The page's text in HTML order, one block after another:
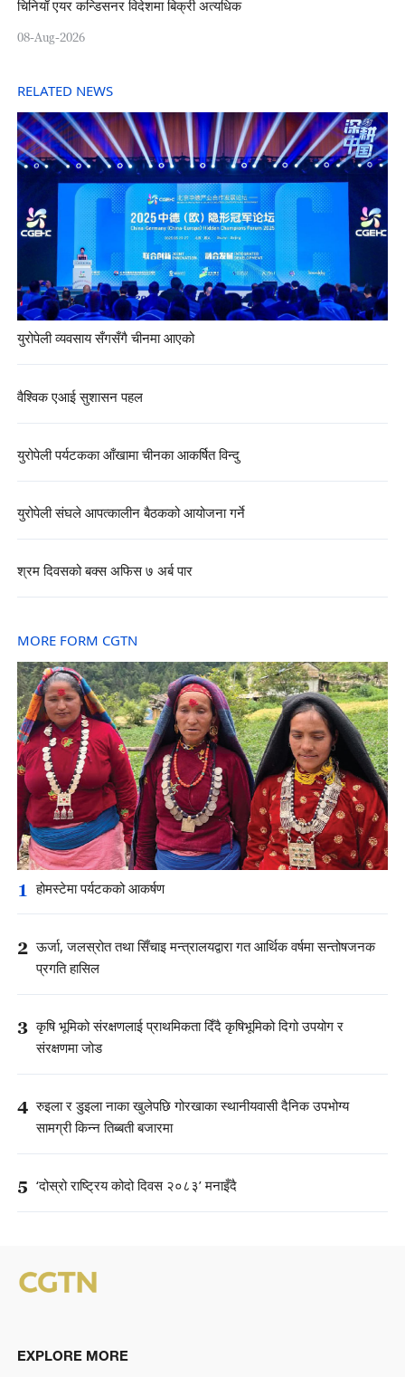
चिनियाँ एयर कन्डिसनर विदेशमा बिक्री अत्यधिक
08-Aug-2026
RELATED NEWS
युरोपेली व्यवसाय सँगसँगै चीनमा आएको
वैश्विक एआई सुशासन पहल
युरोपेली पर्यटकका आँखामा चीनका आकर्षित विन्दु
युरोपेली संघले आपत्कालीन बैठकको आयोजना गर्ने
श्रम दिवसको बक्स अफिस ७ अर्ब पार
MORE FORM CGTN
1 होमस्टेमा पर्यटकको आकर्षण
2 ऊर्जा, जलस्रोत तथा सिँचाइ मन्त्रालयद्वारा गत आर्थिक वर्षमा सन्तोषजनक
प्रगति हासिल
3 कृषि भूमिको संरक्षणलाई प्राथमिकता दिँदै कृषिभूमिको दिगो उपयोग र
संरक्षणमा जोड
4 रुइला र डुइला नाका खुलेपछि गोरखाका स्थानीयवासी दैनिक उपभोग्य
सामग्री किन्न तिब्बती बजारमा
5 ‘दोस्रो राष्ट्रिय कोदो दिवस २०८३’ मनाइँदै
EXPLORE MORE